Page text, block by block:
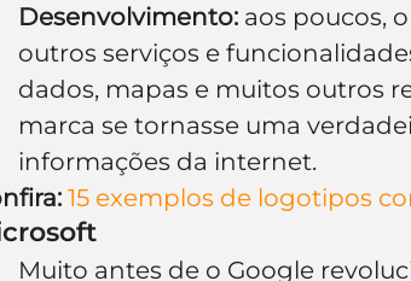
Desenvolvimento: aos poucos,
outros serviços e
dados, mapas e muitos outros
marca se tornasse uma
informações da internet.
15 exemplos de logotipos
Muito antes de o Google